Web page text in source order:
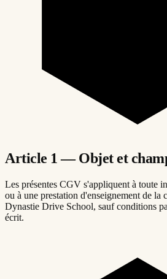
Article 1 — Objet et
Les présentes CGV s'appliquent à toute
ou à une prestation d'enseignement de la
Dynastie Drive School, sauf conditions
écrit.